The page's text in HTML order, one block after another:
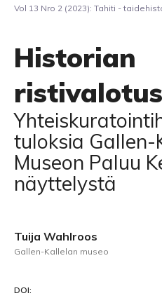
Vol 13 Nro 2 (2023): Tahiti -
Historian
tuloksia Gallen-
Museon Paluu
näyttelystä
Tuija Wahlroos
Gallen-Kallelan museo
DOI: